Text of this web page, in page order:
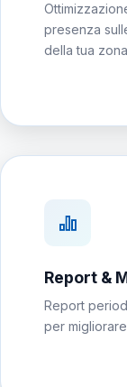
presenza
della tua
Report &
Report
per